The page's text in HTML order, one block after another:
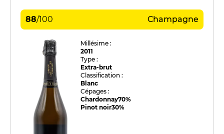
88/100 Champagne
Millésime :
2011
Type :
Extra-brut
Classification :
Blanc
Cépages :
Chardonnay70%
Pinot noir30%